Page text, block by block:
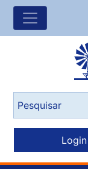
Login